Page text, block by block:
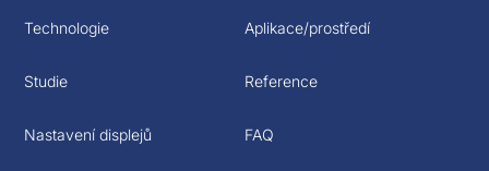
Technologie
Studie
Nastavení displejů
Aplikace/prostředí
Reference
FAQ